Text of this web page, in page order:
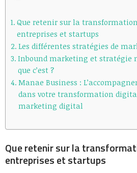
Que retenir sur la
entreprises et startups
Les différentes stratégies de
Inbound marketing et stratégie
que c’est ?
Manae Business :
dans votre transformation
marketing digital
Que retenir sur la
entreprises et startups